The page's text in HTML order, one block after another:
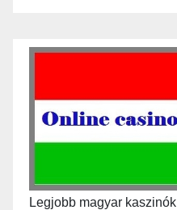
Legjobb magyar kaszinók